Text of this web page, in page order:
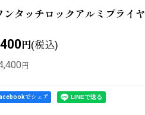
ンタッチロックアルミプライ
円(税込)
円
でシェア